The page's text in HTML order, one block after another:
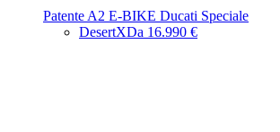
Patente A2 E-BIKE Ducati Speciale
DesertXDa 16.990 €